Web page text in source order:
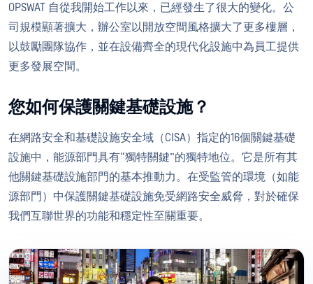
OPSWAT 自從我開始工作以來，已經發生了很大的變化。公
司規模顯著擴大，辦公室以開放空間風格擴大了更多樓層，
以鼓勵團隊協作，並在設備齊全的現代化設施中為員工提供
更多發展空間。
您如何保護關鍵基礎設施？
在網路安全和基礎設施安全域（CISA）指定的16個關鍵基礎
設施中，能源部門具有“獨特關鍵”的獨特地位。它是所有其
他關鍵基礎設施部門的基本推動力。在受監管的環境（如能
源部門）中保護關鍵基礎設施免受網路安全威脅，對於確保
我們互聯世界的功能和穩定性至關重要。